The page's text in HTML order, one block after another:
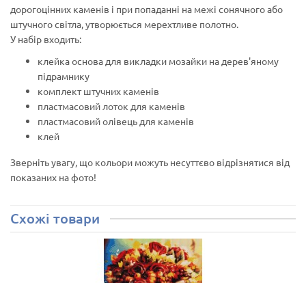
дорогоцінних каменів і при попаданні на межі сонячного або
штучного світла, утворюється мерехтливе полотно.
У набір входить:
клейка основа для викладки мозайки на дерев'яному
підрамнику
комплект штучних каменів
пластмасовий лоток для каменів
пластмасовий олівець для каменів
клей
Зверніть увагу, що кольори можуть несуттєво відрізнятися від
показаних на фото!
Схожі товари